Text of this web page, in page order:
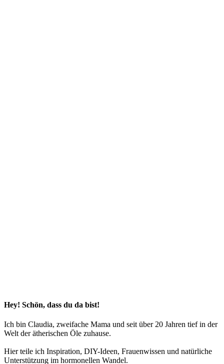
Hey! Schön, dass du da bist!
Ich bin Claudia, zweifache Mama und seit über 20 Jahren tief in der
Welt der ätherischen Öle zuhause.
Hier teile ich Inspiration, DIY-Ideen, Frauenwissen und natürliche
Unterstützung im hormonellen Wandel.